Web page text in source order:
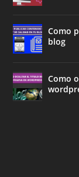
Como
blog
Como